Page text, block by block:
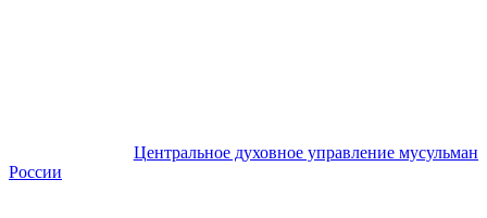
Центральное духовное управление мусульман
России